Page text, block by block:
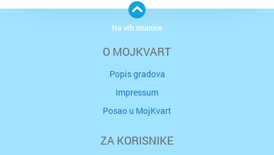
O MOJKVART
Popis gradova
Impressum
Posao u MojKvart
ZA KORISNIKE
Na vrh stranice